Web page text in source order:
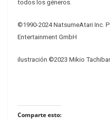
todos los géneros.
©1990-2024 NatsumeAtari Inc.
Entertainment GmbH
ilustración ©2023 Mikio
Comparte esto: